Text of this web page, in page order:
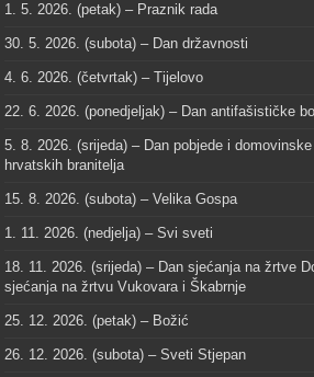
1. 5. 2026. (petak) – Praznik rada
30. 5. 2026. (subota) – Dan državnosti
4. 6. 2026. (četvrtak) – Tijelovo
22. 6. 2026. (ponedjeljak) – Dan antifašističke
5. 8. 2026. (srijeda) – Dan pobjede i
hrvatskih branitelja
15. 8. 2026. (subota) – Velika Gospa
1. 11. 2026. (nedjelja) – Svi sveti
18. 11. 2026. (srijeda) – Dan sjećanja na žrtve
sjećanja na žrtvu Vukovara i Škabrnje
25. 12. 2026. (petak) – Božić
26. 12. 2026. (subota) – Sveti Stjepan